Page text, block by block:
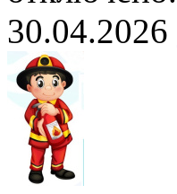
30.04.2026